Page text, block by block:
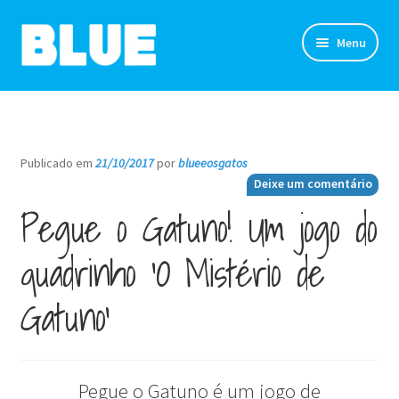
Pular
para
Pular
para
Menu
TIRINHAS
SOBRE
CLUBE DO BLUE
LOJA
Publicado em 21/10/2017porblueeosgatos
Deixe um comentário
Pegue o Gatuno! Um jogo do
quadrinho ‘O Mistério de
Gatuno’
Pegue o Gatuno é um jogo de